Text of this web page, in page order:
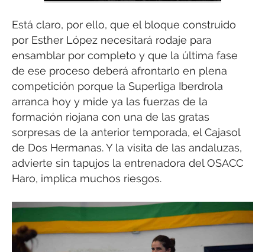
Está claro, por ello, que el bloque construido
por Esther López necesitará rodaje para
ensamblar por completo y que la última fase
de ese proceso deberá afrontarlo en plena
competición porque la Superliga Iberdrola
arranca hoy y mide ya las fuerzas de la
formación riojana con una de las gratas
sorpresas de la anterior temporada, el Cajasol
de Dos Hermanas. Y la visita de las andaluzas,
advierte sin tapujos la entrenadora del OSACC
Haro, implica muchos riesgos.